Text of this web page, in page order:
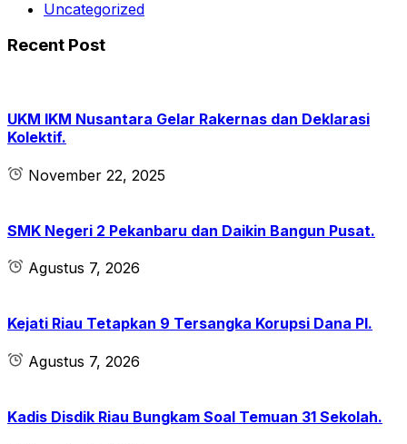
Uncategorized
Recent Post
UKM IKM Nusantara Gelar Rakernas dan Deklarasi
Kolektif.
November 22, 2025
SMK Negeri 2 Pekanbaru dan Daikin Bangun Pusat.
Agustus 7, 2026
Kejati Riau Tetapkan 9 Tersangka Korupsi Dana PI.
Agustus 7, 2026
Kadis Disdik Riau Bungkam Soal Temuan 31 Sekolah.